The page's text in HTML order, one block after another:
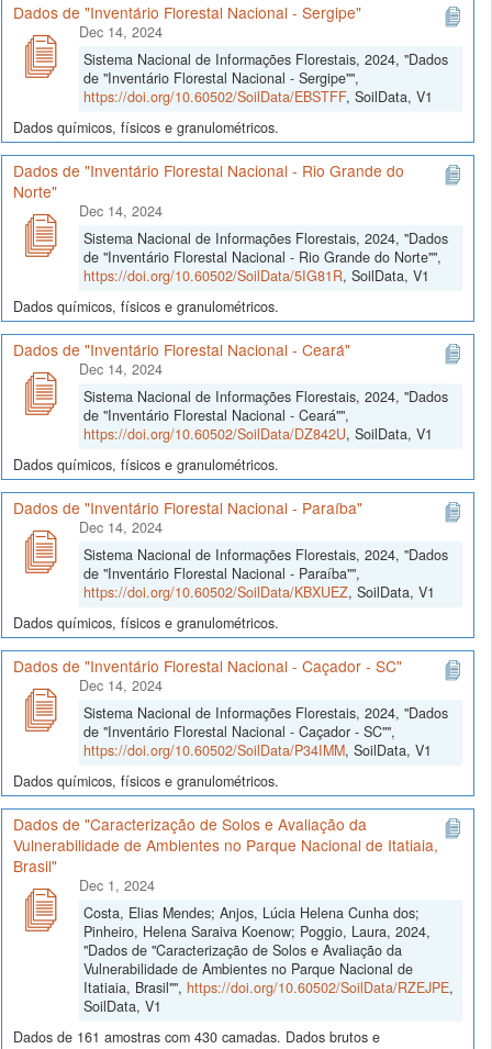
Dados de "Inventário Florestal Nacional - Sergipe"
Dec 14, 2024
Sistema Nacional de Informações Florestais, 2024, "Dados
de "Inventário Florestal Nacional - Sergipe"",
https://doi.org/10.60502/SoilData/EBSTFF, SoilData, V1
Dados químicos, físicos e granulométricos.
Dados de "Inventário Florestal Nacional - Rio Grande do
Norte"
Dec 14, 2024
Sistema Nacional de Informações Florestais, 2024, "Dados
de "Inventário Florestal Nacional - Rio Grande do Norte"",
https://doi.org/10.60502/SoilData/5IG81R, SoilData, V1
Dados químicos, físicos e granulométricos.
Dados de "Inventário Florestal Nacional - Ceará"
Dec 14, 2024
Sistema Nacional de Informações Florestais, 2024, "Dados
de "Inventário Florestal Nacional - Ceará"",
https://doi.org/10.60502/SoilData/DZ842U, SoilData, V1
Dados químicos, físicos e granulométricos.
Dados de "Inventário Florestal Nacional - Paraíba"
Dec 14, 2024
Sistema Nacional de Informações Florestais, 2024, "Dados
de "Inventário Florestal Nacional - Paraíba"",
https://doi.org/10.60502/SoilData/KBXUEZ, SoilData, V1
Dados químicos, físicos e granulométricos.
Dados de "Inventário Florestal Nacional - Caçador - SC"
Dec 14, 2024
Sistema Nacional de Informações Florestais, 2024, "Dados
de "Inventário Florestal Nacional - Caçador - SC"",
https://doi.org/10.60502/SoilData/P34IMM, SoilData, V1
Dados químicos, físicos e granulométricos.
Dados de "Caracterização de Solos e Avaliação da
Vulnerabilidade de Ambientes no Parque Nacional de Itatiaia,
Brasil"
Dec 1, 2024
Costa, Elias Mendes; Anjos, Lúcia Helena Cunha dos;
Pinheiro, Helena Saraiva Koenow; Poggio, Laura, 2024,
"Dados de "Caracterização de Solos e Avaliação da
Vulnerabilidade de Ambientes no Parque Nacional de
Itatiaia, Brasil"", https://doi.org/10.60502/SoilData/RZEJPE,
SoilData, V1
Dados de 161 amostras com 430 camadas. Dados brutos e